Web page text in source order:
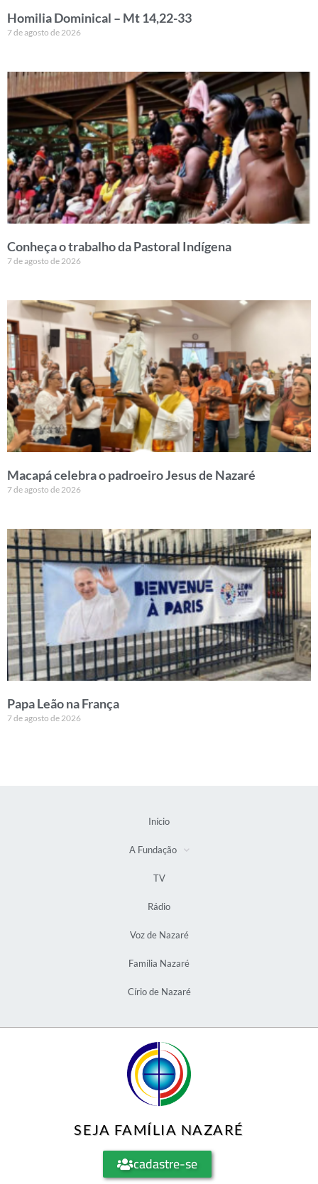
Homilia Dominical – Mt 14,22-33
7 de agosto de 2026
Conheça o trabalho da Pastoral Indígena
7 de agosto de 2026
Macapá celebra o padroeiro Jesus de Nazaré
7 de agosto de 2026
Papa Leão na França
7 de agosto de 2026
Início
A Fundação
TV
Rádio
Voz de Nazaré
Família Nazaré
Círio de Nazaré
SEJA FAMÍLIA NAZARÉ
cadastre-se